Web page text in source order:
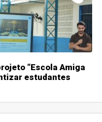
“Escola Amiga
estudantes